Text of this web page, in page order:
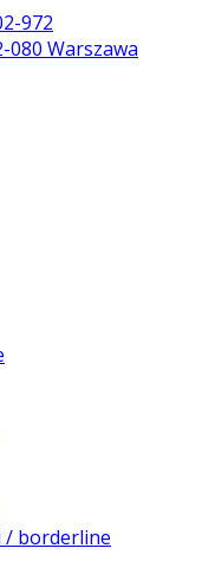
972
080 Warszawa
/ borderline